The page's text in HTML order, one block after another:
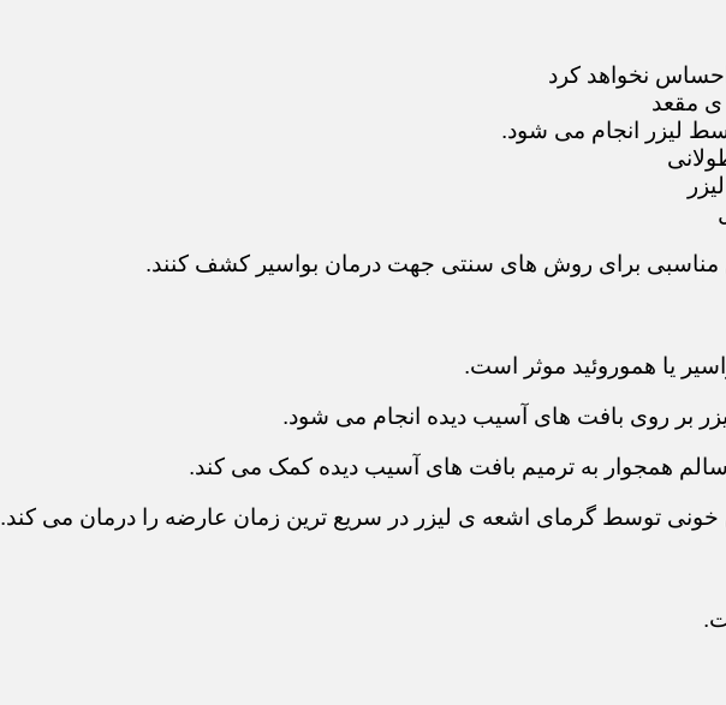
نخواهد کرد
ی مقعد
لیزر انجام می شود.
مناسبی برای روش های سنتی جهت درمان بواسیر کشف کنند.
یا هموروئید موثر است.
بر روی بافت های آسیب دیده انجام می شود.
همجوار به ترمیم بافت های آسیب دیده کمک می کند.
توسط گرمای اشعه ی لیزر در سریع ترین زمان عارضه را درمان می کند.